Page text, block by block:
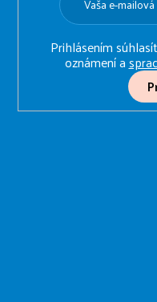
Prihlásením
oznámení a